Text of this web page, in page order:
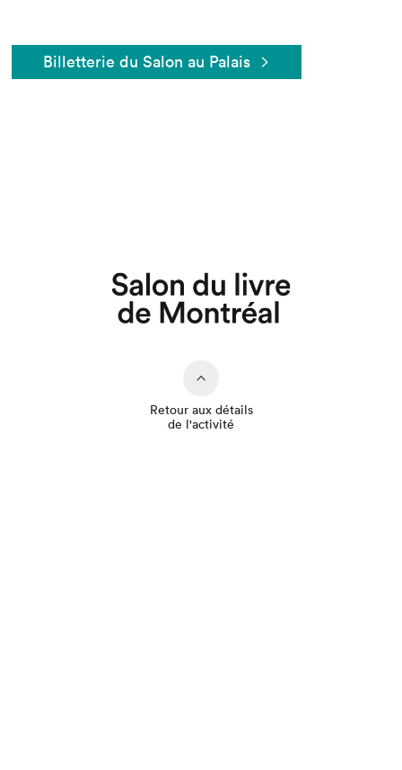
Billetterie du Salon au Palais
Retour aux détails
de l'activité